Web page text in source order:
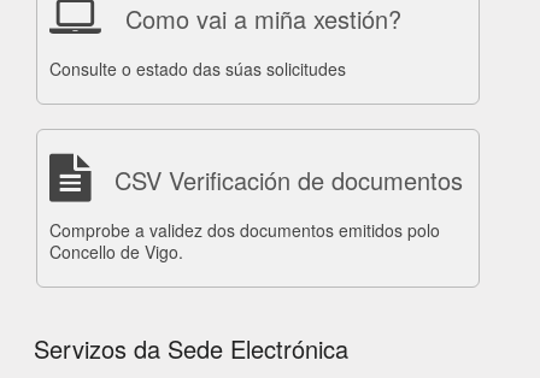
Como vai a miña xestión?
Consulte o estado das súas solicitudes
CSV Verificación de documentos
Comprobe a validez dos documentos emitidos polo
Concello de Vigo.
Servizos da Sede Electrónica